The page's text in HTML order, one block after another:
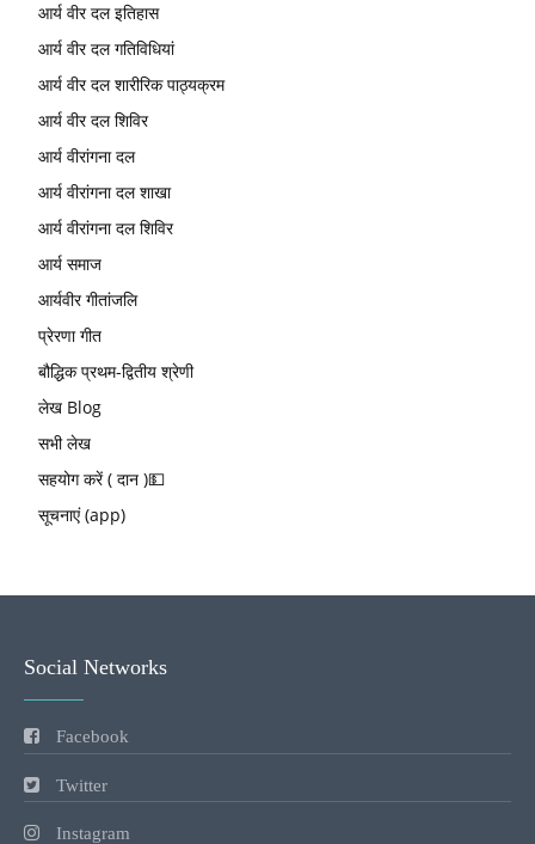
आर्य वीर दल इतिहास
आर्य वीर दल गतिविधियां
आर्य वीर दल शारीरिक पाठ्यक्रम
आर्य वीर दल शिविर
आर्य वीरांगना दल
आर्य वीरांगना दल शाखा
आर्य वीरांगना दल शिविर
आर्य समाज
आर्यवीर गीतांजलि
प्रेरणा गीत
बौद्धिक प्रथम-द्वितीय श्रेणी
लेख Blog
सभी लेख
सहयोग करें ( दान )💵
सूचनाएं (app)
Social Networks
Facebook
Twitter
Instagram